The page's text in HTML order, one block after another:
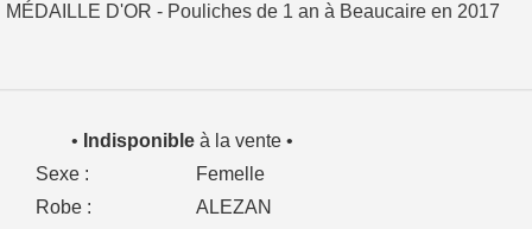
MÉDAILLE D'OR - Pouliches de 1 an à Beaucaire en 2017
• Indisponible à la vente •
Sexe :
Femelle
Robe :
ALEZAN